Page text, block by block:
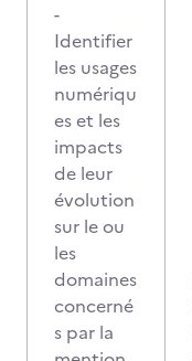
-
Identifier
les usages
numériqu
es et les
impacts
de leur
évolution
sur le ou
les
domaines
concerné
s par la